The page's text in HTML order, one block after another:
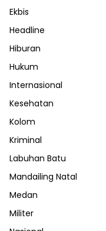
Ekbis
Headline
Hiburan
Hukum
Internasional
Kesehatan
Kolom
Kriminal
Labuhan Batu
Mandailing Natal
Medan
Militer